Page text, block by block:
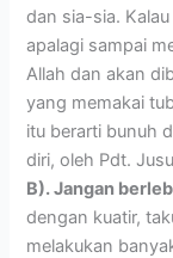
dan sia-sia.
apalagi sampai
Allah dan akan
yang memakai
itu berarti bunuh
diri, oleh Pdt.
B). Jangan
dengan kuatir,
melakukan